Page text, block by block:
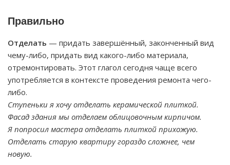
Правильно
Отделать — придать завершённый, законченный вид
чему-либо, придать вид какого-либо материала,
отремонтировать. Этот глагол сегодня чаще всего
употребляется в контексте проведения ремонта чего-
либо.
Ступеньки я хочу отделать керамической плиткой.
Фасад здания мы отделаем облицовочным кирпичом.
Я попросил мастера отделать плиткой прихожую.
Отделать старую квартиру гораздо сложнее, чем
новую.